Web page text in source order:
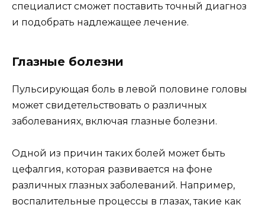
специалист сможет поставить точный диагноз
и подобрать надлежащее лечение.
Глазные болезни
Пульсирующая боль в левой половине головы
может свидетельствовать о различных
заболеваниях, включая глазные болезни.
Одной из причин таких болей может быть
цефалгия, которая развивается на фоне
различных глазных заболеваний. Например,
воспалительные процессы в глазах, такие как